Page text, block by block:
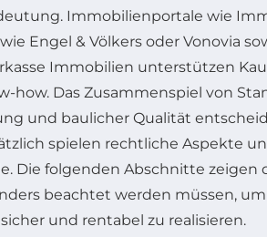
Immobilienportale wie
Engel & Völkers oder Vonovia
Immobilien unterstützen
how. Das Zusammenspiel von
und baulicher Qualität
spielen rechtliche Aspekte
Die folgenden Abschnitte zeigen
beachtet werden müssen,
und rentabel zu realisieren.